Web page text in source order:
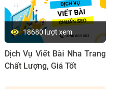
18680 lượt xem
Dịch Vụ Viết Bài Nha Trang
Chất Lượng, Giá Tốt